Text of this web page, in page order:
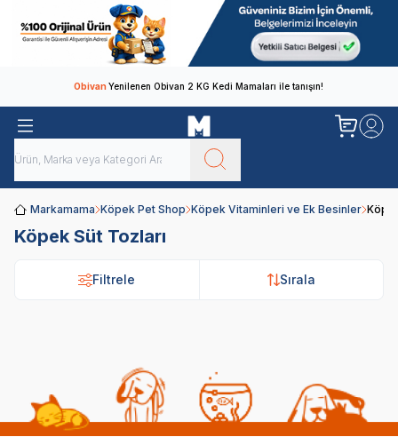
ObivanYenilenen Obivan 2 KG Kedi Mamaları ile tanışın!
Markamama Köpek Pet Shop Köpek Vitaminleri ve Ek Besinler
Köpek Süt Tozları
Filtrele Sırala
Filtrele Sırala